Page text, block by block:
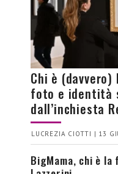
Chi è (davvero)
foto e identità
dall’inchiesta
LUCREZIA CIOTTI | 13
BigMama, chi è la